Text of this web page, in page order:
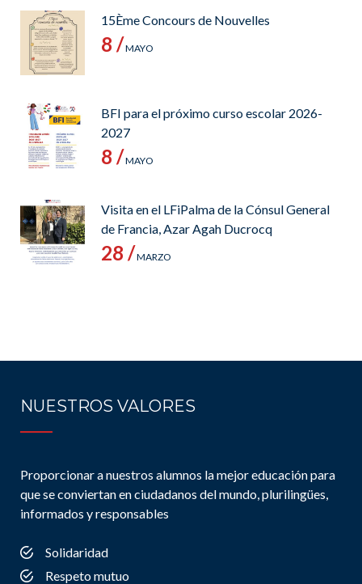
15Ème Concours de Nouvelles
8 /MAYO
BFI para el próximo curso escolar 2026-
2027
8 /MAYO
Visita en el LFiPalma de la Cónsul General
de Francia, Azar Agah Ducrocq
28 /MARZO
NUESTROS VALORES
Proporcionar a nuestros alumnos la mejor educación para
que se conviertan en ciudadanos del mundo, plurilingües,
informados y responsables
Solidaridad
Respeto mutuo